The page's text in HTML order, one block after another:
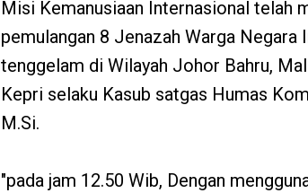
Misi Kemanusiaan Internasional telah
pemulangan 8 Jenazah Warga
tenggelam di Wilayah Johor Bahru,
Kepri selaku Kasub satgas Humas
M.Si.
"pada jam 12.50 Wib, Dengan